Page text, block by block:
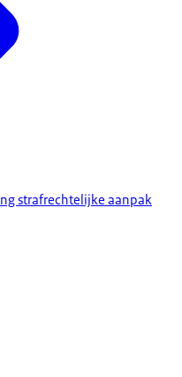
strafrechtelijke aanpak